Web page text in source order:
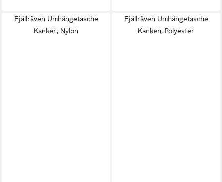
Fjällräven Umhängetasche
Kanken, Nylon
Fjällräven Umhängetasche
Kanken, Polyester